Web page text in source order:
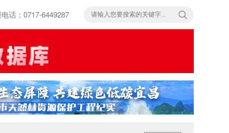
话：0717-6449287